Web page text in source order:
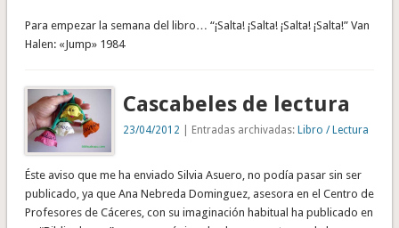
Para empezar la semana del libro… “¡Salta! ¡Salta! ¡Salta! ¡Salta!” Van
Halen: «Jump» 1984
Cascabeles de lectura
23/04/2012 | Entradas archivadas:Libro / Lectura
Éste aviso que me ha enviado Silvia Asuero, no podía pasar sin ser
publicado, ya que Ana Nebreda Dominguez, asesora en el Centro de
Profesores de Cáceres, con su imaginación habitual ha publicado en